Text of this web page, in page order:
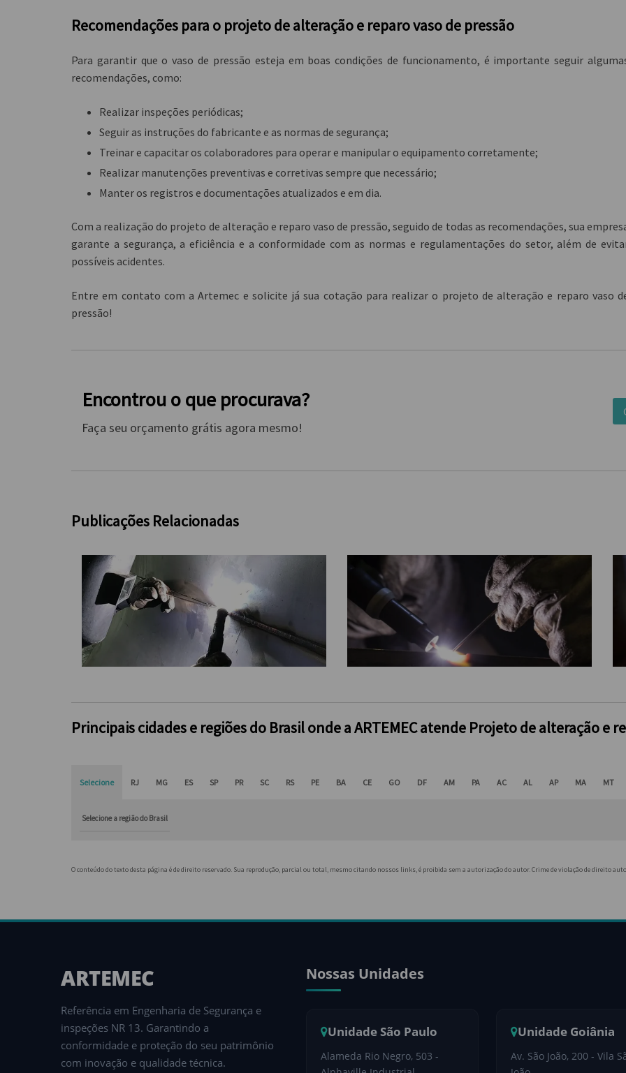
Recomendações para o projeto de alteração e reparo vaso de pressão
Para garantir que o vaso de pressão esteja em boas condições de funcionamento, é importante seguir
recomendações, como:
Realizar inspeções periódicas;
Seguir as instruções do fabricante e as normas de segurança;
Treinar e capacitar os colaboradores para operar e manipular o equipamento corretamente;
Realizar manutenções preventivas e corretivas sempre que necessário;
Manter os registros e documentações atualizados e em dia.
Com a realização do projeto de alteração e reparo vaso de pressão, seguido de todas as recomendações, sua
garante a segurança, a eficiência e a conformidade com as normas e regulamentações do setor, além de
possíveis acidentes.
Entre em contato com a Artemec e solicite já sua cotação para realizar o projeto de alteração e reparo vaso
pressão!
Encontrou o que procurava?
Faça seu orçamento grátis agora mesmo!
Publicações Relacionadas
Principais cidades e regiões do Brasil onde a ARTEMEC atende Projeto de alteração e
Selecione RJ MG ES SP PR SC RS PE BA CE GO DF AM PA AC AL AP MA MT
Selecione a região do Brasil
O conteúdo do texto desta página é de direito reservado. Sua reprodução, parcial ou total, mesmo citando nossos links, é proibida sem a autorização do autor. Crime de violação de direito
ARTEMEC
Referência em Engenharia de Segurança e
inspeções NR 13. Garantindo a
conformidade e proteção do seu patrimônio
com inovação e qualidade técnica.
Nossas Unidades
Unidade São Paulo
Alameda Rio Negro, 503 -
Unidade Goiânia
Av. São João, 200 - Vila